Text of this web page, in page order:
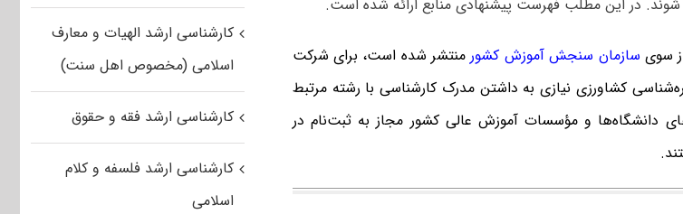
در این مطلب فهرست پیشنهادی منابع ارائه شده است.
سوی سازمان سنجش آموزش کشورمنتشر شده است، برای شرکت
کشاورزی نیازی به داشتن مدرک کارشناسی با رشته مرتبط
دانشگاه‌ها و مؤسسات آموزش عالی کشور مجاز به ثبت‌نام در
کارشناسی ارشد الهیات و معارف
اسلامی (مخصوص اهل سنت)
کارشناسی ارشد فقه و حقوق
کارشناسی ارشد فلسفه و کلام
اسلامی